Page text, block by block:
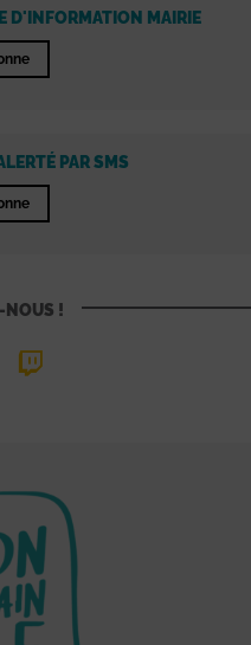
D'INFORMATION MAIRIE
PAR SMS
NOUS !